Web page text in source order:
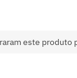
este produto